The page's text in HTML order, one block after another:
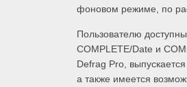
фоновом режиме, по
Пользователю
COMPLETE/Date и
Defrag Pro,
а также имеется